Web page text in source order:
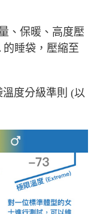
、保暖、高度壓
的睡袋，壓縮至
溫度分級準則 (以